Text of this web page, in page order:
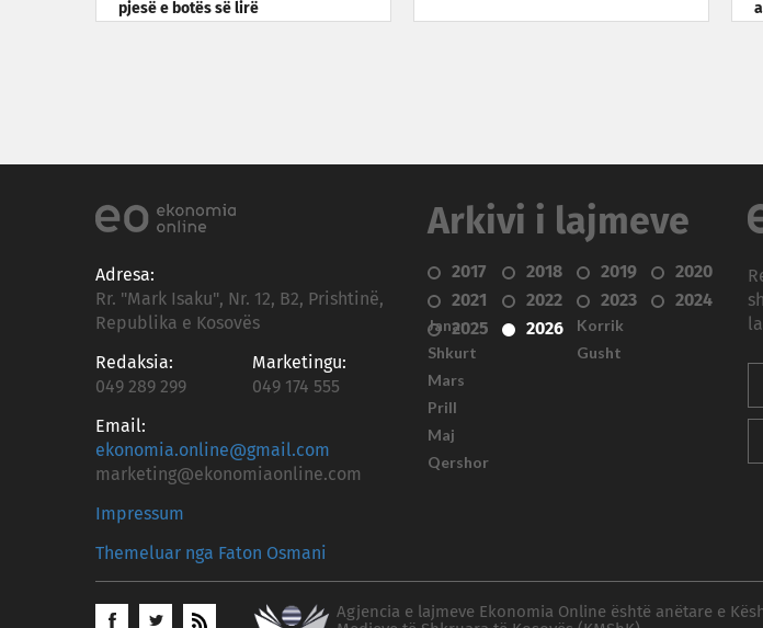
pjesë e botës së lirë
Adresa:
Rr. "Mark Isaku", Nr. 12, B2, Prishtinë,
Republika e Kosovës
Redaksia:
049 289 299
Marketingu:
049 174 555
Email:
ekonomia.online@gmail.com
marketing@ekonomiaonline.com
Impressum
Themeluar nga Faton Osmani
Arkivi i lajmeve
2017 2018 2019
2020
2021
2022 2023
2024
2025
2026
Janar
Shkurt
Mars
Prill
Maj
Qershor
Korrik
Gusht
Agjencia e lajmeve Ekonomia Online është anëtare e